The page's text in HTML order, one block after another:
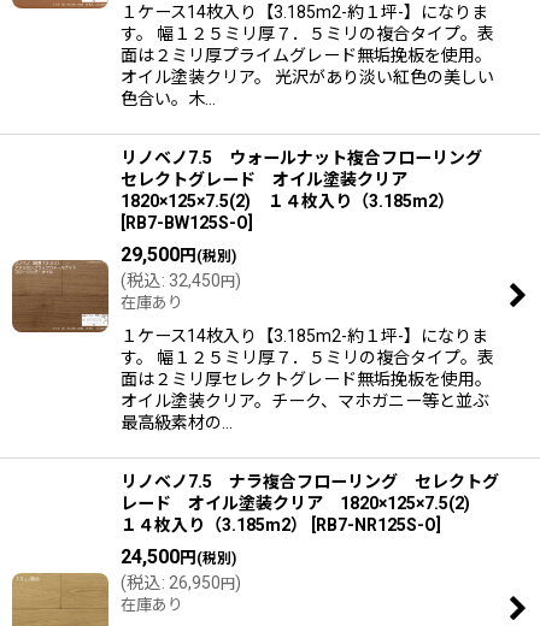
１ケース14枚入り【3.185m2-約１坪-】になりま
す。 幅１２５ミリ厚７．５ミリの複合タイプ。表
面は２ミリ厚プライムグレード無垢挽板を使用。
オイル塗装クリア。 光沢があり淡い紅色の美しい
色合い。木…
リノベノ7.5 ウォールナット複合フローリング
セレクトグレード オイル塗装クリア
1820×125×7.5(2) １４枚入り（3.185m2）
RB7-BW125S-O
29,500円 (税別)
(税込: 32,450 円 )
在庫あり
１ケース14枚入り【3.185m2-約１坪-】になりま
す。 幅１２５ミリ厚７．５ミリの複合タイプ。表
面は２ミリ厚セレクトグレード無垢挽板を使用。
オイル塗装クリア。チーク、マホガニー等と並ぶ
最高級素材の…
リノベノ7.5 ナラ複合フローリング セレクトグ
レード オイル塗装クリア 1820×125×7.5(2)
１４枚入り（3.185m2）
RB7-NR125S-O
24,500円 (税別)
(税込: 26,950 円 )
在庫あり